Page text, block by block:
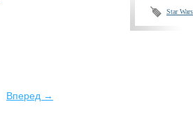
Star Wars
Вперед →